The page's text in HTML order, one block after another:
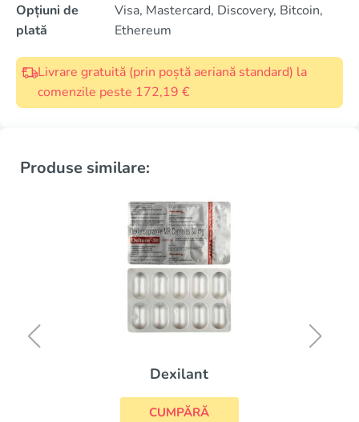
Opțiuni de
plată
Visa, Mastercard, Discovery, Bitcoin,
Ethereum
Livrare gratuită (prin poștă aeriană standard) la
comenzile peste 172,19 €
Produse similare:
Dexilant
CUMPĂRĂ